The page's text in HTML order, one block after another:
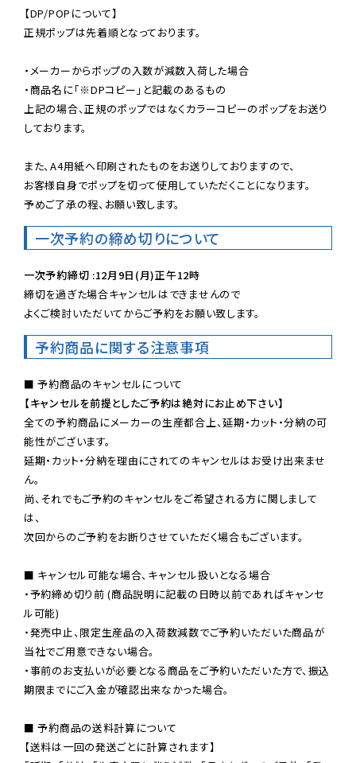
【DP/POPについて】
正規ポップは先着順となっております。
・メーカーからポップの入数が減数入荷した場合
・商品名に「※DPコピー」と記載のあるもの
上記の場合、正規のポップではなくカラーコピーのポップをお送り
しております。
また、A4用紙へ印刷されたものをお送りしておりますので、
お客様自身でポップを切って使用していただくことになります。
予めご了承の程、お願い致します。
一次予約の締め切りについて
一次予約締切 :12月9日(月)正午12時
締切を過ぎた場合キャンセルはできませんので
よくご検討いただいてからご予約をお願い致します。
予約商品に関する注意事項
【キャンセルを前提としたご予約は絶対にお止め下さい】
全ての予約商品にメーカーの生産都合上、延期・カット・分納の可
能性がございます。
延期・カット・分納を理由にされてのキャンセルはお受け出来ませ
ん。
尚、それでもご予約のキャンセルをご希望される方に関しまして
は、
次回からのご予約をお断りさせていただく場合もございます。
■ キャンセル可能な場合、キャンセル扱いとなる場合
・予約締め切り前 (商品説明に記載の日時以前であればキャンセ
ル可能)
・発売中止、限定生産品の入荷数減数でご予約いただいた商品が
当社でご用意できない場合。
・事前のお支払いが必要となる商品をご予約いただいた方で、振込
期限までにご入金が確認出来なかった場合。
■ 予約商品の送料計算について
【送料は一回の発送ごとに計算されます】